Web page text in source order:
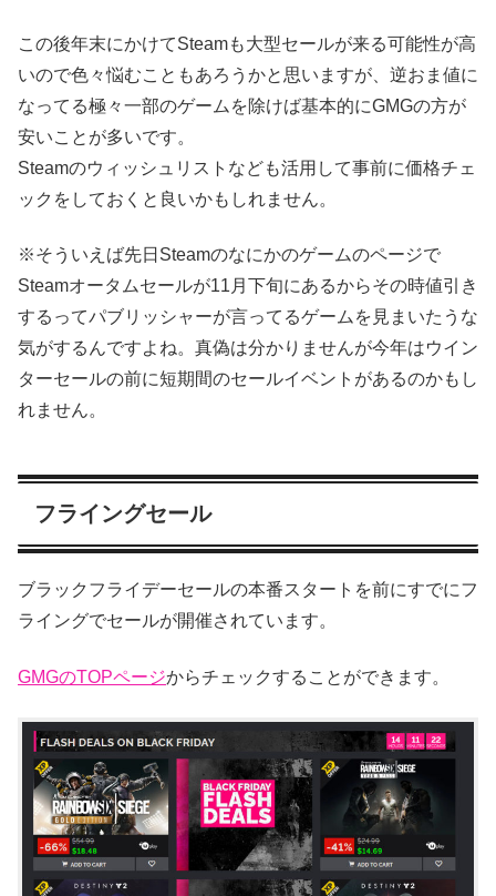
この後年末にかけてSteamも大型セールが来る可能性が高
いので色々悩むこともあろうかと思いますが、逆おま値に
なってる極々一部のゲームを除けば基本的にGMGの方が
安いことが多いです。
Steamのウィッシュリストなども活用して事前に価格チェ
ックをしておくと良いかもしれません。
※そういえば先日Steamのなにかのゲームのページで
Steamオータムセールが11月下旬にあるからその時値引き
するってパブリッシャーが言ってるゲームを見まいたうな
気がするんですよね。真偽は分かりませんが今年はウイン
ターセールの前に短期間のセールイベントがあるのかもし
れません。
フライングセール
ブラックフライデーセールの本番スタートを前にすでにフ
ライングでセールが開催されています。
GMGのTOPページからチェックすることができます。